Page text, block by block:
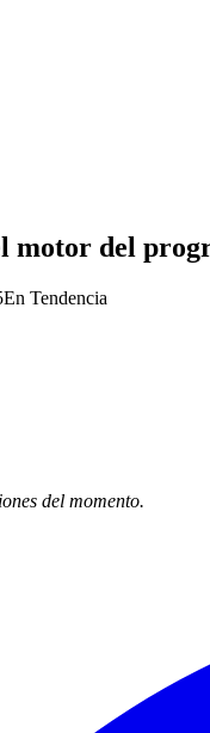
motor del
En Tendencia
del momento.